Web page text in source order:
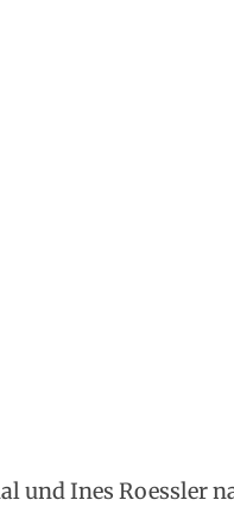
Ines
und Ines Roessler